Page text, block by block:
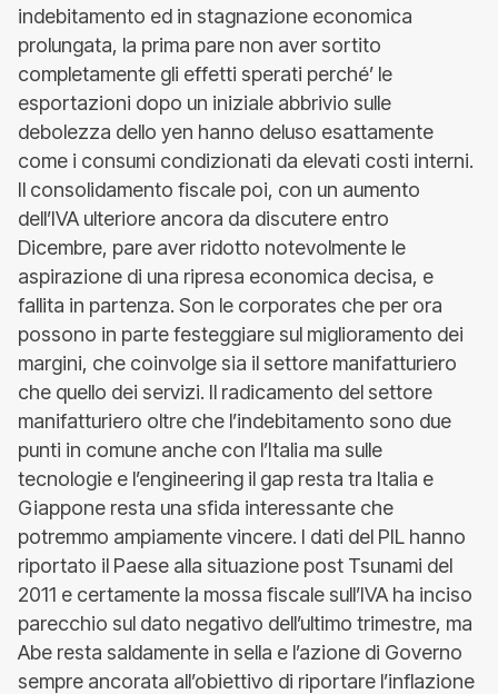
indebitamento ed in stagnazione economica
prolungata, la prima pare non aver sortito
completamente gli effetti sperati perché’ le
esportazioni dopo un iniziale abbrivio sulle
debolezza dello yen hanno deluso esattamente
come i consumi condizionati da elevati costi interni.
Il consolidamento fiscale poi, con un aumento
dell’IVA ulteriore ancora da discutere entro
Dicembre, pare aver ridotto notevolmente le
aspirazione di una ripresa economica decisa, e
fallita in partenza. Son le corporates che per ora
possono in parte festeggiare sul miglioramento dei
margini, che coinvolge sia il settore manifatturiero
che quello dei servizi. Il radicamento del settore
manifatturiero oltre che l’indebitamento sono due
punti in comune anche con l’Italia ma sulle
tecnologie e l’engineering il gap resta tra Italia e
Giappone resta una sfida interessante che
potremmo ampiamente vincere. I dati del PIL hanno
riportato il Paese alla situazione post Tsunami del
2011 e certamente la mossa fiscale sull’IVA ha inciso
parecchio sul dato negativo dell’ultimo trimestre, ma
Abe resta saldamente in sella e l’azione di Governo
sempre ancorata all’obiettivo di riportare l’inflazione